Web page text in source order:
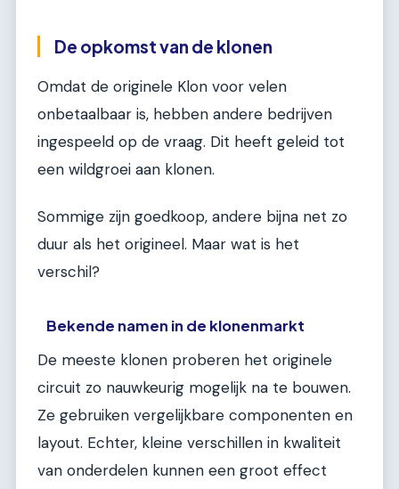
De opkomst van de klonen
Omdat de originele Klon voor velen
onbetaalbaar is, hebben andere bedrijven
ingespeeld op de vraag. Dit heeft geleid tot
een wildgroei aan klonen.
Sommige zijn goedkoop, andere bijna net zo
duur als het origineel. Maar wat is het
verschil?
Bekende namen in de klonenmarkt
De meeste klonen proberen het originele
circuit zo nauwkeurig mogelijk na te bouwen.
Ze gebruiken vergelijkbare componenten en
layout. Echter, kleine verschillen in kwaliteit
van onderdelen kunnen een groot effect